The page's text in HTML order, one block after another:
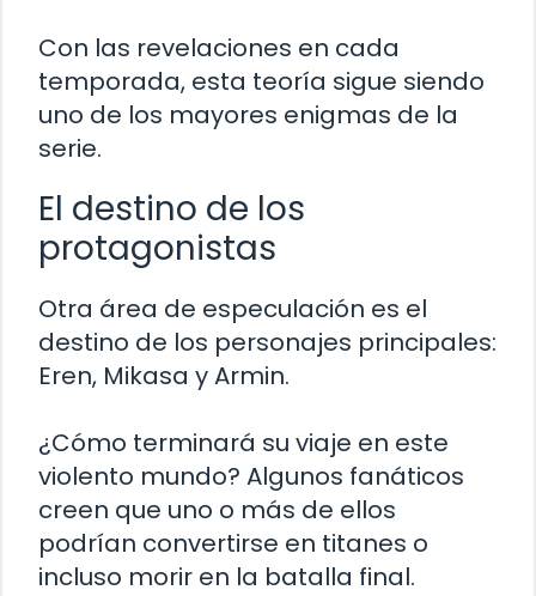
Con las revelaciones en cada
temporada, esta teoría sigue siendo
uno de los mayores enigmas de la
serie.
El destino de los
protagonistas
Otra área de especulación es el
destino de los personajes principales:
Eren, Mikasa y Armin.
¿Cómo terminará su viaje en este
violento mundo? Algunos fanáticos
creen que uno o más de ellos
podrían convertirse en titanes o
incluso morir en la batalla final.